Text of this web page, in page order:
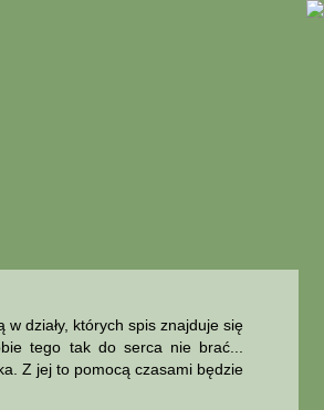
działy, których spis znajduje się
tego tak do serca nie brać...
Z jej to pomocą czasami będzie